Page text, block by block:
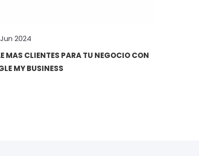
2024
MAS CLIENTES PARA TU NEGOCIO CON
MY BUSINESS